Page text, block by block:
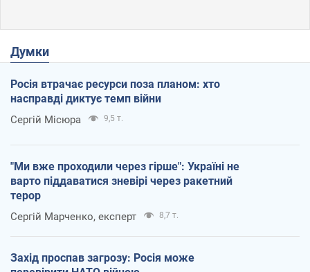
Думки
Росія втрачає ресурси поза планом: хто
насправді диктує темп війни
Сергій Місюра 9,5 т.
"Ми вже проходили через гірше": Україні не
варто піддаватися зневірі через ракетний
терор
Сергій Марченко, експерт 8,7 т.
Захід проспав загрозу: Росія може